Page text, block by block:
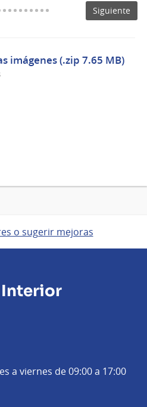
Siguiente
imágenes (.zip 7.65 MB)
o sugerir mejoras
a viernes de 09:00 a 17:00